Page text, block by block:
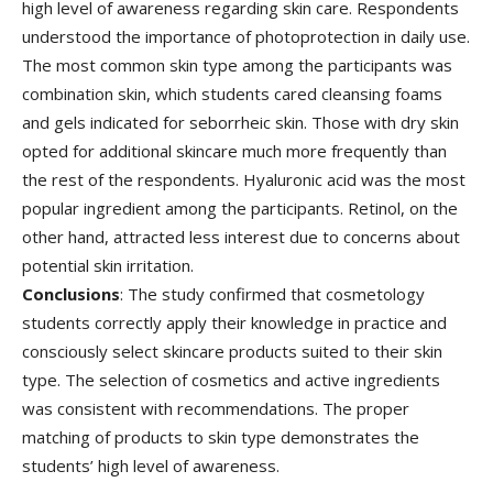
high level of awareness regarding skin care. Respondents
understood the importance of photoprotection in daily use.
The most common skin type among the participants was
combination skin, which students cared cleansing foams
and gels indicated for seborrheic skin. Those with dry skin
opted for additional skincare much more frequently than
the rest of the respondents. Hyaluronic acid was the most
popular ingredient among the participants. Retinol, on the
other hand, attracted less interest due to concerns about
potential skin irritation.
Conclusions: The study confirmed that cosmetology
students correctly apply their knowledge in practice and
consciously select skincare products suited to their skin
type. The selection of cosmetics and active ingredients
was consistent with recommendations. The proper
matching of products to skin type demonstrates the
students’ high level of awareness.